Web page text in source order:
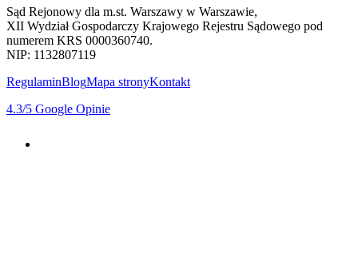
Sąd Rejonowy dla m.st. Warszawy w Warszawie,
XII Wydział Gospodarczy Krajowego Rejestru Sądowego pod
numerem KRS 0000360740.
NIP: 1132807119
RegulaminBlogMapa stronyKontakt
4.3/5 Google Opinie